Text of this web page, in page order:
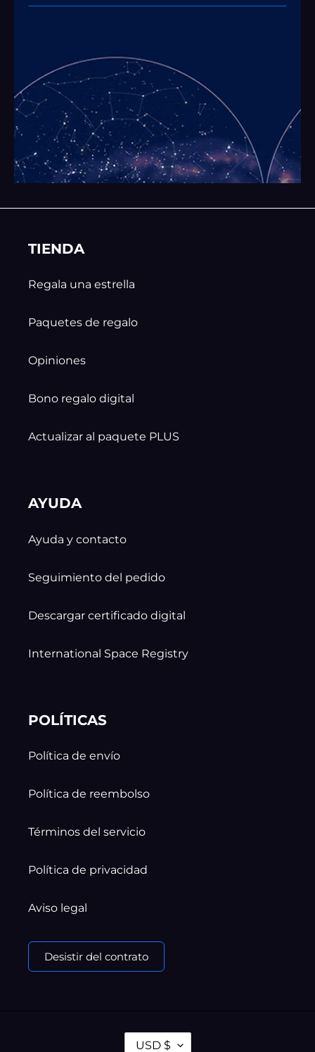
TIENDA
Regala una estrella
Paquetes de regalo
Opiniones
Bono regalo digital
Actualizar al paquete PLUS
AYUDA
Ayuda y contacto
Seguimiento del pedido
Descargar certificado digital
International Space Registry
POLÍTICAS
Política de envío
Política de reembolso
Términos del servicio
Política de privacidad
Aviso legal
Desistir del contrato
USD $